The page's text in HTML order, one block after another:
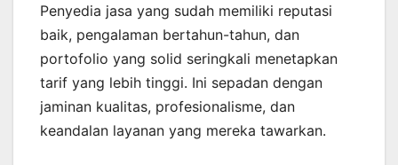
Penyedia jasa yang sudah memiliki reputasi
baik, pengalaman bertahun-tahun, dan
portofolio yang solid seringkali menetapkan
tarif yang lebih tinggi. Ini sepadan dengan
jaminan kualitas, profesionalisme, dan
keandalan layanan yang mereka tawarkan.